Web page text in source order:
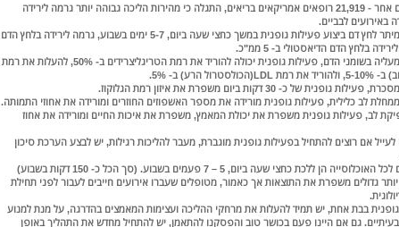
במעקב שנמשך 9 שנים אחר - 21,919 רופאים אמריקאים בריאים, התגלה כי מהירות הליכה גבוהה יותר גרמה לירידה
באירועים לבביים.
• במטופלים הסובלים מיתר לחץ דם ביצוע פעילות גופנית במשך כחצי שעה ביום, 5-7 ימים בשבוע, גרמה לירידה בלחץ הדם
• במטופלים הסובלים מעליה בשומני הדם, פעילות גופנית יכולה להוריד את רמת הטריגליצרידים ב- 50%, להעלות את רמת
של כ- 30 דקות ביום משפרת את איזון רמת הגלוקוז.
לב כלילית, פעילות גופנית מורידה את מספר האשפוזים החוזרים ומורידה את אחוזי התמותה.
לב, פעילות גופנית משפרת את יכולת המאמץ, משפרת את איכות החיים ומורידה את אחוז
אם רוצים להתחיל בפעילות גופנית מוגברת, מעבר להליכות רגילות, יש לבצע הערכת סיכון
ההמלצות הניתנות כיום לכל האוכלוסייה הן ללכת כחצי שעה ביום, 5 – 7 פעמים בשבוע. (סך הכל כ- 150 דקות בשבוע)
גדולים משפרת את התוצאות אך כאמור, מטופלים שעברו אירועים חייבים לעבור לפני תחילת
בבת אחת, יש תמיד להעלות את מרחקי ההליכה ועצימות המאמצים בהדרגה, על מנת למנוע
בעיתיים. גם אם היינו פעם בכושר טוב והפסקנו להתאמן, יש להתחיל מחדש את התהליך באופן